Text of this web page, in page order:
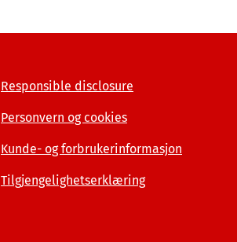
Responsible disclosure
Personvern og cookies
Kunde- og forbrukerinformasjon
Tilgjengelighetserklæring